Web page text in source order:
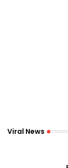
Viral News